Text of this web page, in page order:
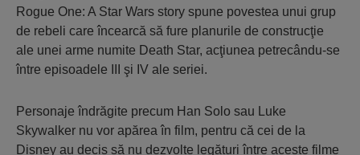
Rogue One: A Star Wars story spune povestea unui grup
de rebeli care încearcă să fure planurile de construcţie
ale unei arme numite Death Star, acţiunea petrecându-se
între episoadele III şi IV ale seriei.
Personaje îndrăgite precum Han Solo sau Luke
Skywalker nu vor apărea în film, pentru că cei de la
Disney au decis să nu dezvolte legături între aceste filme